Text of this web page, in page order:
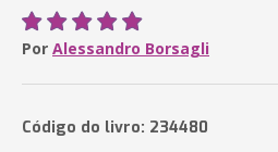
Por Alessandro Borsagli
Código do livro: 234480